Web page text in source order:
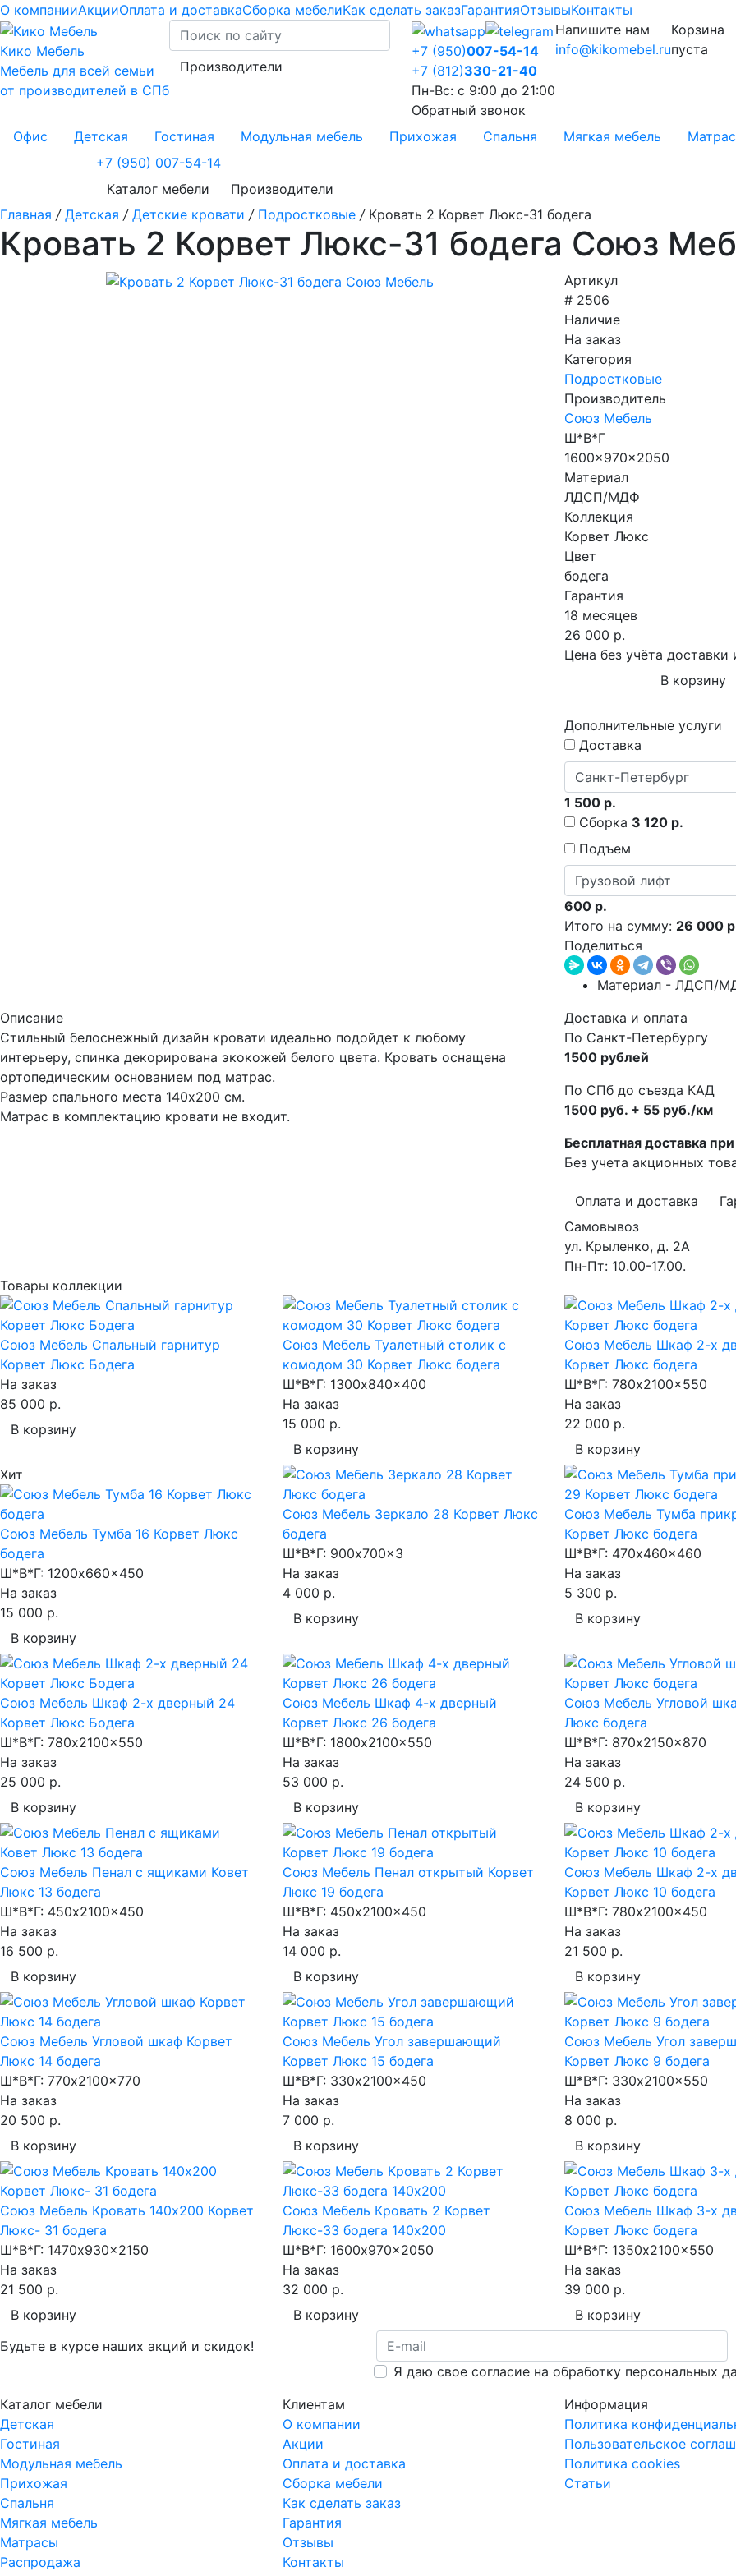
О компанииАкцииОплата и доставкаСборка мебелиКак сделать заказГарантияОтзывыКонтакты
Кико Мебель
Мебель для всей семьи
от производителей в СПб
Производители
+7 (950)007-54-14
+7 (812)330-21-40
Пн-Вс: с 9:00 до 21:00
Обратный звонок
Напишите нам
info@kikomebel.ru
Корзина
пуста
Офис Детская Гостиная Модульная мебель Прихожая Спальня Мягкая мебель
+7 (950) 007-54-14
Каталог мебели
Производители
Главная / Детская / Детские кровати / Подростковые / Кровать 2 Корвет Люкс-31 бодега
Кровать 2 Корвет Люкс-31 бодега Союз
Артикул
# 2506
Наличие
На заказ
Категория
Подростковые
Производитель
Союз Мебель
Ш*В*Г
1600x970x2050
Материал
ЛДСП/МДФ
Коллекция
Корвет Люкс
Цвет
бодега
Гарантия
18 месяцев
26 000 р.
Цена без учёта доставки
В корзину
Дополнительные услуги
Доставка
1 500 р.
Сборка 3 120 р.
Подъем
600 р.
Итого на сумму: 26 000
Поделиться
Материал - ЛДСП/
Описание
Стильный белоснежный дизайн кровати идеально подойдет к любому
интерьеру, спинка декорирована экокожей белого цвета. Кровать оснащена
ортопедическим основанием под матрас.
Размер спального места 140х200 см.
Матрас в комплектацию кровати не входит.
Доставка и оплата
По Санкт-Петербургу
1500 рублей
По СПб до съезда КАД
1500 руб. + 55 руб./км
Бесплатная доставка
Без учета акционных
Оплата и доставка
Самовывоз
ул. Крыленко, д. 2А
Пн-Пт: 10.00-17.00.
Товары коллекции
Союз Мебель Спальный гарнитур
Корвет Люкс Бодега
На заказ
85 000 р.
В корзину
Союз Мебель Туалетный столик с
комодом 30 Корвет Люкс бодега
Ш*В*Г:1300x840x400
На заказ
15 000 р.
В корзину
Союз Мебель Шкаф 2-х
Корвет Люкс бодега
Ш*В*Г: 780x2100x550
На заказ
22 000 р.
В корзину
Хит
Союз Мебель Тумба 16 Корвет Люкс
бодега
Ш*В*Г: 1200x660x450
На заказ
15 000 р.
В корзину
Союз Мебель Зеркало 28 Корвет Люкс
бодега
Ш*В*Г:900x700x3
На заказ
4 000 р.
В корзину
Союз Мебель Тумба
Корвет Люкс бодега
Ш*В*Г: 470x460x460
На заказ
5 300 р.
В корзину
Союз Мебель Шкаф 2-х дверный 24
Корвет Люкс Бодега
Ш*В*Г: 780x2100x550
На заказ
25 000 р.
В корзину
Союз Мебель Шкаф 4-х дверный
Корвет Люкс 26 бодега
Ш*В*Г:1800x2100x550
На заказ
53 000 р.
В корзину
Союз Мебель Угловой
Люкс бодега
Ш*В*Г: 870x2150x870
На заказ
24 500 р.
В корзину
Союз Мебель Пенал с ящиками Ковет
Люкс 13 бодега
Ш*В*Г: 450x2100x450
На заказ
16 500 р.
В корзину
Союз Мебель Пенал открытый Корвет
Люкс 19 бодега
Ш*В*Г:450x2100x450
На заказ
14 000 р.
В корзину
Союз Мебель Шкаф 2-х
Корвет Люкс 10 бодега
Ш*В*Г: 780x2100x450
На заказ
21 500 р.
В корзину
Союз Мебель Угловой шкаф Корвет
Люкс 14 бодега
Ш*В*Г: 770x2100x770
На заказ
20 500 р.
В корзину
Союз Мебель Угол завершающий
Корвет Люкс 15 бодега
Ш*В*Г:330x2100x450
На заказ
7 000 р.
В корзину
Союз Мебель Угол
Корвет Люкс 9 бодега
Ш*В*Г: 330x2100x550
На заказ
8 000 р.
В корзину
Союз Мебель Кровать 140х200 Корвет
Люкс- 31 бодега
Ш*В*Г: 1470x930x2150
На заказ
21 500 р.
В корзину
Союз Мебель Кровать 2 Корвет
Люкс-33 бодега 140х200
Ш*В*Г:1600x970x2050
На заказ
32 000 р.
В корзину
Союз Мебель Шкаф 3-х
Корвет Люкс бодега
Ш*В*Г: 1350x2100x550
На заказ
39 000 р.
В корзину
Будьте в курсе наших акций и скидок!
Я даю свое согласие на обработку персональных
Каталог мебели
Детская
Гостиная
Модульная мебель
Прихожая
Спальня
Мягкая мебель
Матрасы
Распродажа
Клиентам
О компании
Акции
Оплата и доставка
Сборка мебели
Как сделать заказ
Гарантия
Отзывы
Контакты
Информация
Политика
Пользовательское
Политика cookies
Статьи